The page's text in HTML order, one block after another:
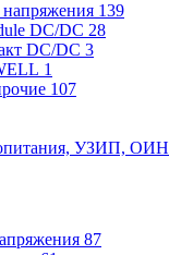
139
DC/DC 28
DC/DC 3
1
107
УЗИП, ОИН
87